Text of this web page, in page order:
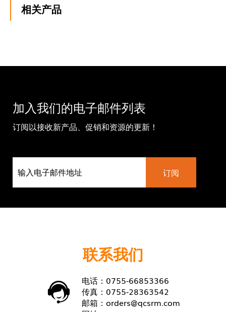
相关产品
加入我们的电子邮件列表
订阅以接收新产品、促销和资源的更新！
联系我们
电话：0755-66853366
传真：0755-28363542
邮箱： orders@qcsrm.com